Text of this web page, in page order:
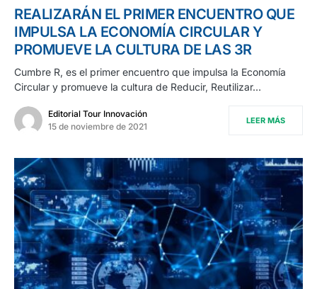
REALIZARÁN EL PRIMER ENCUENTRO QUE
IMPULSA LA ECONOMÍA CIRCULAR Y
PROMUEVE LA CULTURA DE LAS 3R
Cumbre R, es el primer encuentro que impulsa la Economía
Circular y promueve la cultura de Reducir, Reutilizar…
Editorial Tour Innovación
15 de noviembre de 2021
LEER MÁS